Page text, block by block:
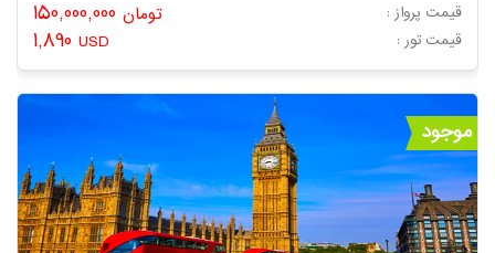
تومان قیمت پرواز :
1,890 USD : قیمت تور
موجود